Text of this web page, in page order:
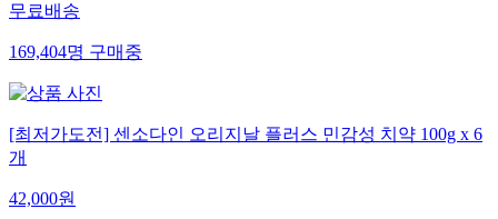
무료배송
169,404명구매중
[최저가도전] 센소다인 오리지날 플러스 민감성 치약 100g x 6
개
42,000원